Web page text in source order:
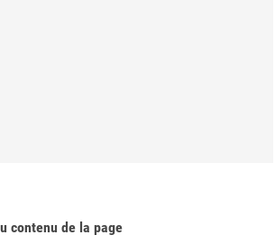
contenu de la page